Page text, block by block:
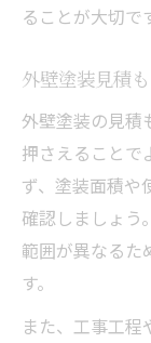
ることが大切で
外壁塗装見積
外壁塗装の見積
押さえることで
ず、塗装面積や
確認しましょう
範囲が異なるた
す。
また、工事工